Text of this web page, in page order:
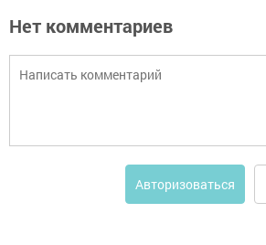
Нет комментариев
Авторизоваться